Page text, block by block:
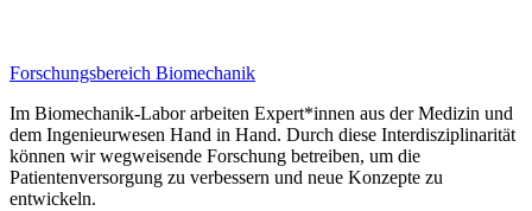
Forschungsbereich Biomechanik
Im Biomechanik-Labor arbeiten Expert*innen aus der Medizin und
dem Ingenieurwesen Hand in Hand. Durch diese Interdisziplinarität
können wir wegweisende Forschung betreiben, um die
Patientenversorgung zu verbessern und neue Konzepte zu
entwickeln.